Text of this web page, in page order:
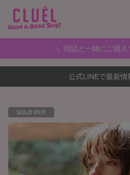
＼ 雑誌と一緒にご購
公式LINEで最新情
SOLD OUT